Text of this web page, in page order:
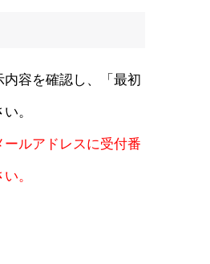
容を確認し、「最初
。
ルアドレスに受付番
。